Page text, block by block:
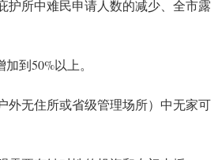
护所中难民申请人数的减少、全市露
到50%以上。
外无住所或省级管理场所）中无家可